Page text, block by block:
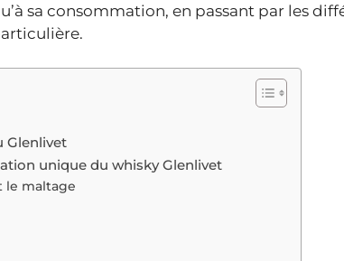
sa consommation, en passant par les
Glenlivet
unique du whisky Glenlivet
le maltage